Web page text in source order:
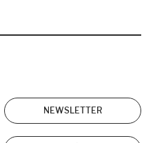
NEWSLETTER